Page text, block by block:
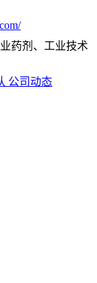
药剂、工业技术
公司动态